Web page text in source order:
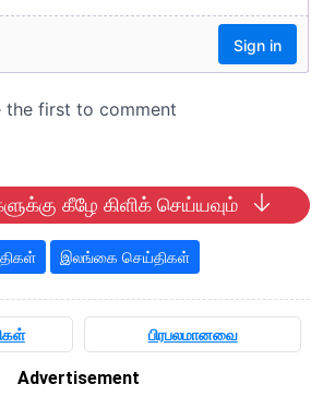
கீழே கிளிக் செய்யவும்
இலங்கை செய்திகள்
பிரபலமானவை
Advertisement